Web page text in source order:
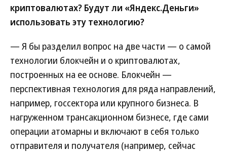
криптовалютах? Будут ли «Яндекс.Деньги»
использовать эту технологию?
— Я бы разделил вопрос на две части — о самой
технологии блокчейн и о криптовалютах,
построенных на ее основе. Блокчейн —
перспективная технология для ряда направлений,
например, госсектора или крупного бизнеса. В
нагруженном трансакционном бизнесе, где сами
операции атомарны и включают в себя только
отправителя и получателя (например, сейчас